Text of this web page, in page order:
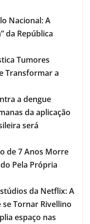
Nacional: A
da República
Tumores
Transformar a
a dengue
da aplicação
será
de 7 Anos Morre
Pela Própria
da Netflix: A
se Tornar Rivellino
espaço nas